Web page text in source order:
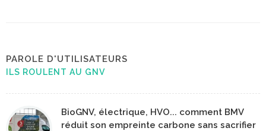
PAROLE D'UTILISATEURS
ILS ROULENT AU GNV
BioGNV, électrique, HVO... comment BMV
réduit son empreinte carbone sans sacrifier